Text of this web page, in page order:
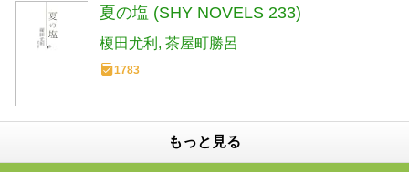
夏の塩 (SHY NOVELS 233)
榎田尤利 茶屋町勝呂
1783
もっと見る